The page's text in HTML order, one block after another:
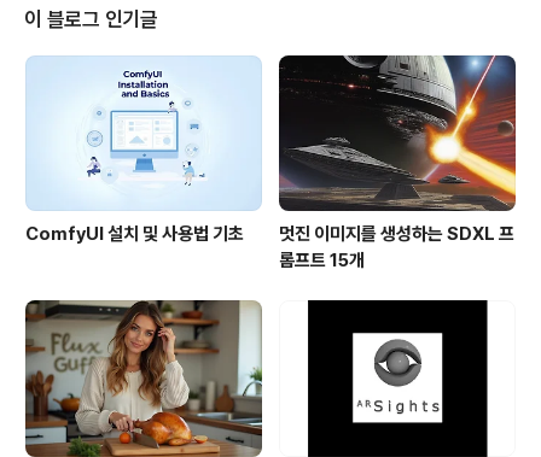
합격/불합격 선이 바뀌게 될 수 있다.또한 출력이 0 이하나
1 이상으로 나올 수 있다.... 별로 좋지 않다.그래서 Logisti
c Hypothesis 가 필요. (출력 범위가 0에서 1까지)아래
이 블로그 인기글
ComfyUI 설치 및 사용법 기초
멋진 이미지를 생성하는 SDXL 프
롬프트 15개